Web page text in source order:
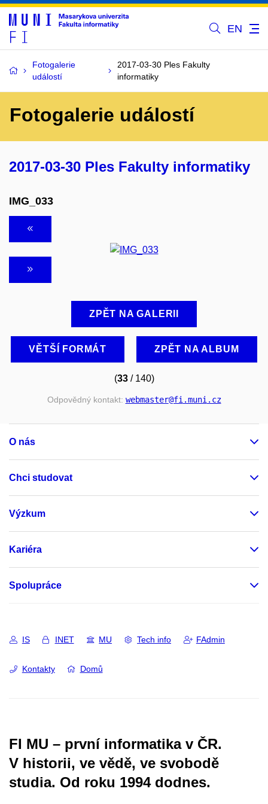
EN
Fotogalerie
událostí
2017-03-30 Ples Fakulty
informatiky
Fotogalerie událostí
2017-03-30 Ples Fakulty informatiky
IMG_033
ZPĚT NA GALERII
VĚTŠÍ FORMÁT ZPĚT NA ALBUM
(33/ 140)
Odpovědný kontakt: webmaster@fi.muni.cz
O nás
Chci studovat
Výzkum
Kariéra
Spolupráce
IS INET MU Tech info FAdmin
Kontakty Domů
FI MU – první informatika v ČR.
V historii, ve vědě, ve svobodě
studia. Od roku 1994 dodnes.